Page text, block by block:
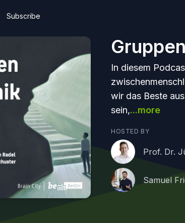
Subscribe
In diesem
wir das Beste
sein,...more
HOSTED BY
Prof. Dr.
Samuel